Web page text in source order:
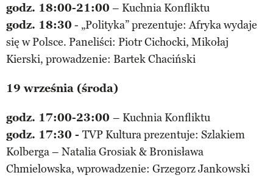
godz. 18:00-21:00 – Kuchnia Konfliktu
godz. 18:30 - „Polityka” prezentuje: Afryka wydaje
się w Polsce. Paneliści: Piotr Cichocki, Mikołaj
Kierski, prowadzenie: Bartek Chaciński
19 września (środa)
godz. 17:00-23:00 – Kuchnia Konfliktu
godz. 17:30 - TVP Kultura prezentuje: Szlakiem
Kolberga – Natalia Grosiak & Bronisława
Chmielowska, wprowadzenie: Grzegorz Jankowski